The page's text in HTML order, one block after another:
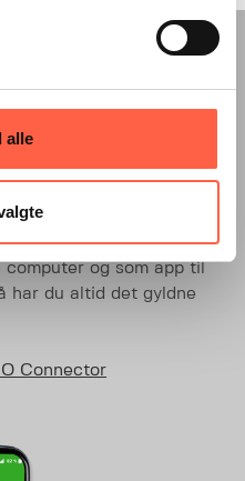
alle
alle dine enheder
nemt kontrollere dine
deres aktuelle
og som app til
har du altid det gyldne
Connector